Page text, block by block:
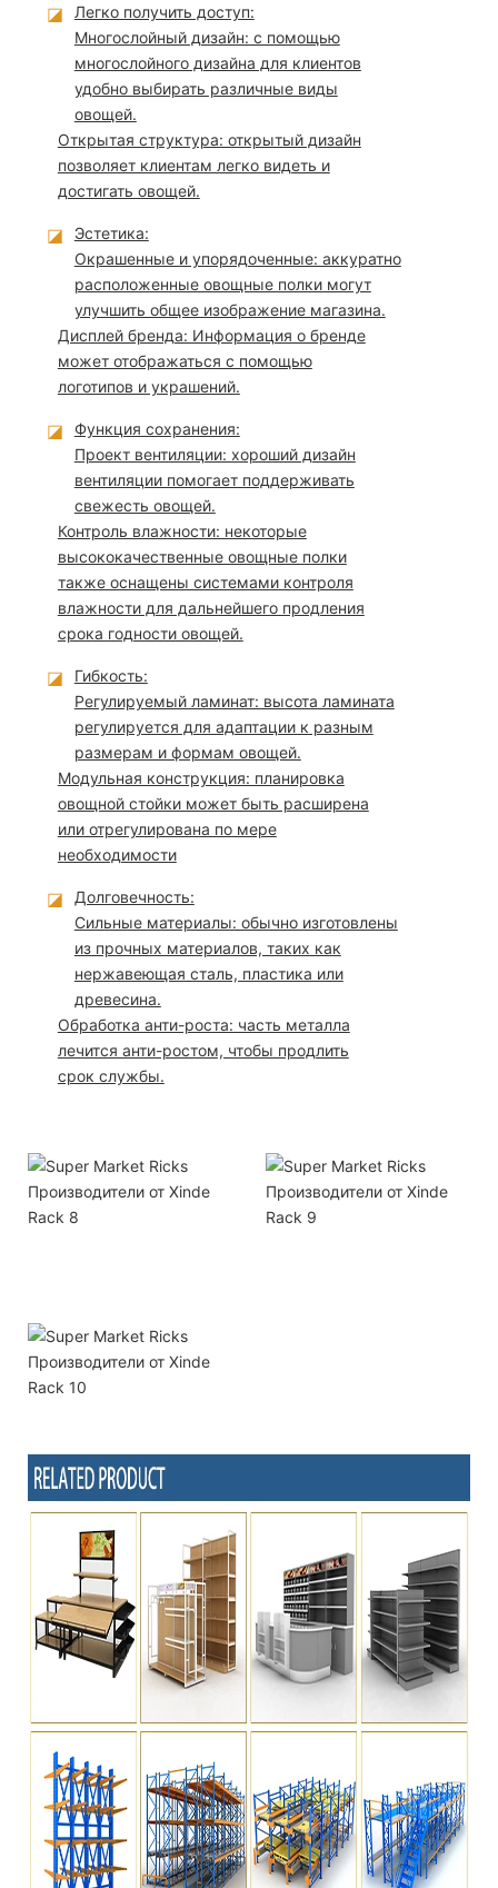
◪
Легко получить доступ:
Многослойный дизайн: с помощью
многослойного дизайна для клиентов
удобно выбирать различные виды
овощей.
Открытая структура: открытый дизайн
позволяет клиентам легко видеть и
достигать овощей.
◪
Эстетика:
Окрашенные и упорядоченные: аккуратно
расположенные овощные полки могут
улучшить общее изображение магазина.
Дисплей бренда: Информация о бренде
может отображаться с помощью
логотипов и украшений.
◪
Функция сохранения:
Проект вентиляции: хороший дизайн
вентиляции помогает поддерживать
свежесть овощей.
Контроль влажности: некоторые
высококачественные овощные полки
также оснащены системами контроля
влажности для дальнейшего продления
срока годности овощей.
◪
Гибкость:
Регулируемый ламинат: высота ламината
регулируется для адаптации к разным
размерам и формам овощей.
Модульная конструкция: планировка
овощной стойки может быть расширена
или отрегулирована по мере
необходимости
◪
Долговечность:
Сильные материалы: обычно изготовлены
из прочных материалов, таких как
нержавеющая сталь, пластика или
древесина.
Обработка анти-роста: часть металла
лечится анти-ростом, чтобы продлить
срок службы.